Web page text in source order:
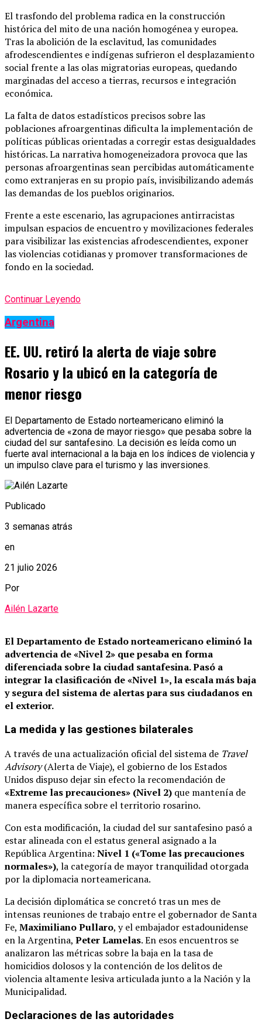
El trasfondo del problema radica en la construcción
histórica del mito de una nación homogénea y europea.
Tras la abolición de la esclavitud, las comunidades
afrodescendientes e indígenas sufrieron el desplazamiento
social frente a las olas migratorias europeas, quedando
marginadas del acceso a tierras, recursos e integración
económica.
La falta de datos estadísticos precisos sobre las
poblaciones afroargentinas dificulta la implementación de
políticas públicas orientadas a corregir estas desigualdades
históricas. La narrativa homogeneizadora provoca que las
personas afroargentinas sean percibidas automáticamente
como extranjeras en su propio país, invisibilizando además
las demandas de los pueblos originarios.
Frente a este escenario, las agrupaciones antirracistas
impulsan espacios de encuentro y movilizaciones federales
para visibilizar las existencias afrodescendientes, exponer
las violencias cotidianas y promover transformaciones de
fondo en la sociedad.
Continuar Leyendo
Argentina
EE. UU. retiró la alerta de viaje sobre
Rosario y la ubicó en la categoría de
menor riesgo
El Departamento de Estado norteamericano eliminó la
advertencia de «zona de mayor riesgo» que pesaba sobre la
ciudad del sur santafesino. La decisión es leída como un
fuerte aval internacional a la baja en los índices de violencia y
un impulso clave para el turismo y las inversiones.
Publicado
3 semanas atrás
en
21 julio 2026
Por
Ailén Lazarte
El Departamento de Estado norteamericano eliminó la
advertencia de «Nivel 2» que pesaba en forma
diferenciada sobre la ciudad santafesina.Pasó a
integrar la clasificación de «Nivel 1», la escala más baja
y segura del sistema de alertas para sus ciudadanos en
el exterior.
La medida y las gestiones bilaterales
A través de una actualización oficial del sistema de Travel
Advisory(Alerta de Viaje), el gobierno de los Estados
Unidos dispuso dejar sin efecto la recomendación de
«Extreme las precauciones» (Nivel 2) que mantenía de
manera específica sobre el territorio rosarino.
Con esta modificación, la ciudad del sur santafesino pasó a
estar alineada con el estatus general asignado a la
República Argentina: Nivel 1 («Tome las precauciones
normales»), la categoría de mayor tranquilidad otorgada
por la diplomacia norteamericana.
La decisión diplomática se concretó tras un mes de
intensas reuniones de trabajo entre el gobernador de Santa
Fe, Maximiliano Pullaro, y el embajador estadounidense
en la Argentina, Peter Lamelas.En esos encuentros se
analizaron las métricas sobre la baja en la tasa de
homicidios dolosos y la contención de los delitos de
violencia altamente lesiva articulada junto a la Nación y la
Municipalidad.
Declaraciones de las autoridades